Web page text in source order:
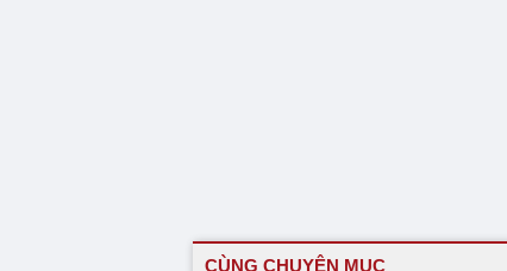
CÙNG CHUYÊN MỤC